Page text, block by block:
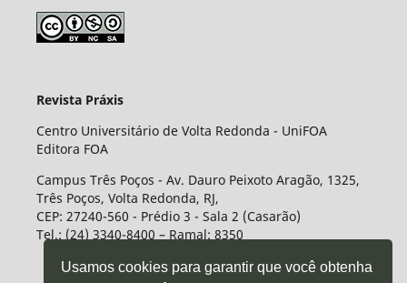
Usamos cookies para garantir que você obtenha
Revista Práxis
Centro Universitário de Volta Redonda - UniFOA
Editora FOA
Campus Três Poços - Av. Dauro Peixoto Aragão, 1325,
Três Poços, Volta Redonda, RJ,
CEP: 27240-560 - Prédio 3 - Sala 2 (Casarão)
Tel.: (24) 3340-8400 – Ramal: 8350